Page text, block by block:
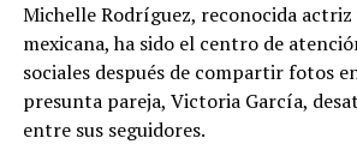
Michelle Rodríguez, reconocida
mexicana, ha sido el centro de
sociales después de compartir fotos
presunta pareja, Victoria García,
entre sus seguidores.